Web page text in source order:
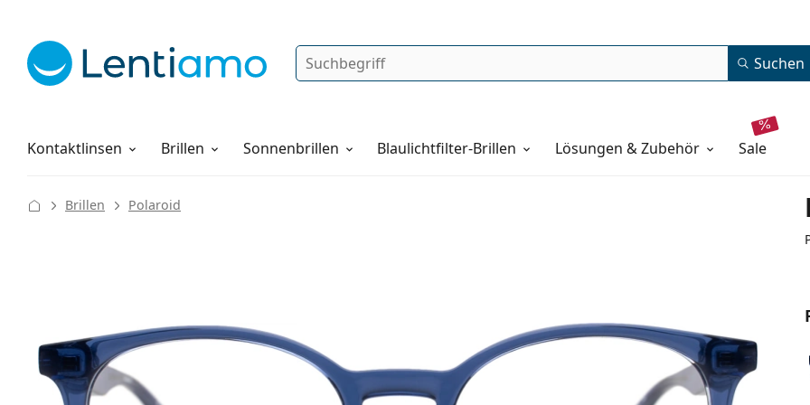
Suche Suchen
Kontaktlinsen
Pflegemittel Brillen Sonnenbrillen Blaulichtfilter-Brillen Lösungen & Zubehör sale
Alles über den Einkauf
Brillen Polaroid